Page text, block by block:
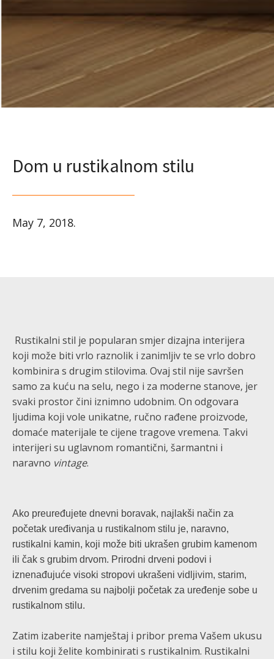
Dom u rustikalnom stilu
May 7, 2018.
Rustikalni stil je popularan smjer dizajna interijera
koji može biti vrlo raznolik i zanimljiv te se vrlo dobro
kombinira s drugim stilovima. Ovaj stil nije savršen
samo za kuću na selu, nego i za moderne stanove, jer
svaki prostor čini iznimno udobnim. On odgovara
ljudima koji vole unikatne, ručno rađene proizvode,
domaće materijale te cijene tragove vremena. Takvi
interijeri su uglavnom romantični, šarmantni i
naravno vintage.
Ako preuređujete dnevni boravak, najlakši način za
početak uređivanja u rustikalnom stilu je, naravno,
rustikalni kamin, koji može biti ukrašen grubim kamenom
ili čak s grubim drvom. Prirodni drveni podovi i
iznenađujuće visoki stropovi ukrašeni vidljivim, starim,
drvenim gredama su najbolji početak za uređenje sobe u
rustikalnom stilu.
Zatim izaberite namještaj i pribor prema Vašem ukusu
i stilu koji želite kombinirati s rustikalnim. Rustikalni